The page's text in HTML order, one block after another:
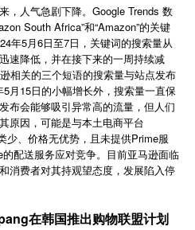
，人气急剧下降。Google Trends 数
South Africa”和“Amazon”的关键
年5月6日至7日，关键词的搜索量从
速降低，并在接下来的一周持续减
相关的三个短语的搜索量与站点发布
月15日的小幅增长外，搜索量一直保
布会能够吸引异常高的流量，但人们
原因，可能是与本土电商平台
少、价格无优势，且未提供Prime服
配送服务应对竞争。目前亚马逊面临
消费者对其持观望态度，发展陷入停
在韩国推出购物联盟计划